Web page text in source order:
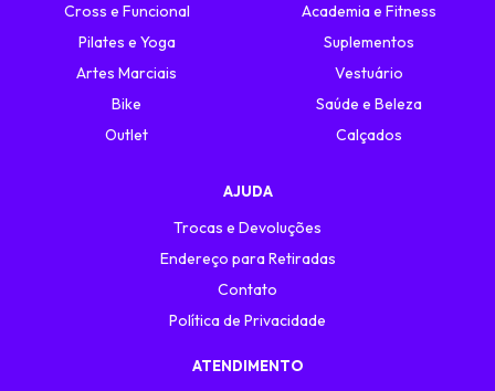
Cross e Funcional
Pilates e Yoga
Artes Marciais
Bike
Outlet
Academia e Fitness
Suplementos
Vestuário
Saúde e Beleza
Calçados
AJUDA
Trocas e Devoluções
Endereço para Retiradas
Contato
Política de Privacidade
ATENDIMENTO